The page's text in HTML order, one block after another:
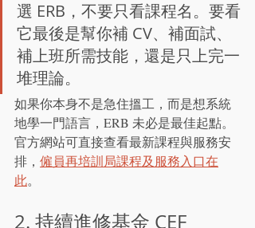
選 ERB，不要只看課程名。要看
它最後是幫你補 CV、補面試、
補上班所需技能，還是只上完一
堆理論。
如果你本身不是急住搵工，而是想系統
地學一門語言，ERB 未必是最佳起點。
官方網站可直接查看最新課程與服務安
排， 僱員再培訓局課程及服務入口在
此。
2. 持續進修基金 CEF